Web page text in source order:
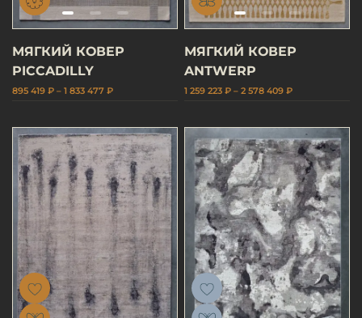
МЯГКИЙ КОВЕР
PICCADILLY
895 419 ₽ – 1 833 477 ₽
МЯГКИЙ КОВЕР
ANTWERP
1 259 223 ₽ – 2 578 409 ₽